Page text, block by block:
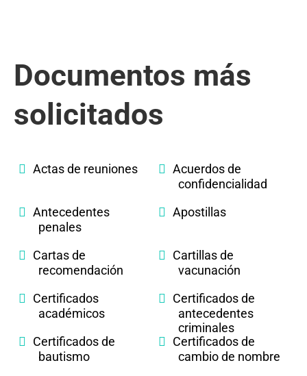
Documentos más
solicitados
Actas de reuniones
Acuerdos de
confidencialidad
Antecedentes
penales
Apostillas
Cartas de
recomendación
Cartillas de
vacunación
Certificados
académicos
Certificados de
antecedentes
criminales
Certificados de
bautismo
Certificados de
cambio de nombre